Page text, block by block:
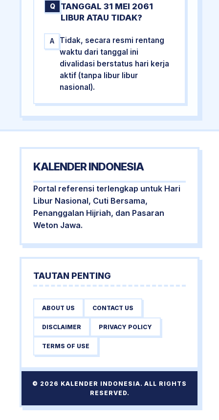
Q
TANGGAL 31 MEI 2061
LIBUR ATAU TIDAK?
A
Tidak, secara resmi rentang
waktu dari tanggal ini
divalidasi berstatus hari kerja
aktif (tanpa libur libur
nasional).
KALENDER INDONESIA
Portal referensi terlengkap untuk Hari
Libur Nasional, Cuti Bersama,
Penanggalan Hijriah, dan Pasaran
Weton Jawa.
TAUTAN PENTING
ABOUT US CONTACT US
DISCLAIMER PRIVACY POLICY
TERMS OF USE
© 2026 KALENDER INDONESIA. ALL RIGHTS
RESERVED.